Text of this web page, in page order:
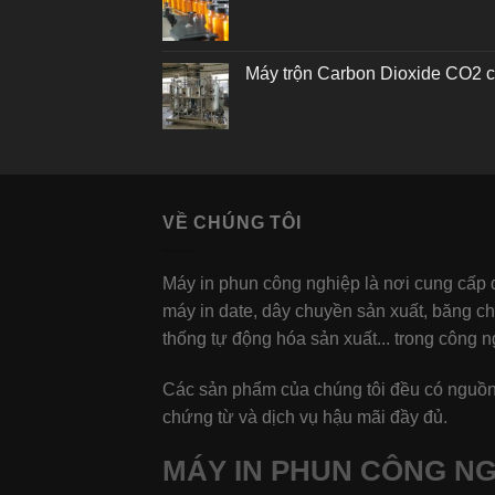
Máy trộn Carbon Dioxide CO2
VỀ CHÚNG TÔI
Máy in phun công nghiệp là nơi cung cấp
máy in date, dây chuyền sản xuất, băng
thống tự động hóa sản xuất... trong công
Các sản phẩm của chúng tôi đều có
chứng từ và dịch vụ hậu mãi đầy đủ.
MÁY IN PHUN CÔNG